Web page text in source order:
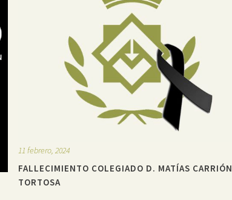
11 febrero, 2024
FALLECIMIENTO COLEGIADO D. MATÍAS CARRIÓN
TORTOSA